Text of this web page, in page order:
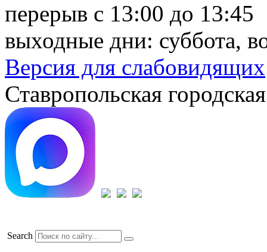
перерыв с 13:00 до 13:45
выходные дни: суббота,
Версия для слабовидящих
Ставропольская
Search